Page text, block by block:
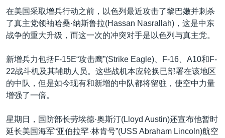
GEN Z 看美国
在美国采取增兵行动之前，以色列最近攻击了黎巴嫩并刺杀
了真主党领袖哈桑·纳斯鲁拉(Hassan Nasrallah)，这是中东
战争的重大升级，而这一次的冲突对手是以色列与真主党。
新增兵力包括F-15E“攻击鹰”(Strike Eagle)、F-16、A10和F-
22战斗机及其辅助人员。这些战机本应轮换已部署在该地区
的中队，但是如今现有和新增的中队都将留驻，使空中力量
增强了一倍。
星期日，国防部长劳埃德·奥斯汀(Lloyd Austin)还宣布他暂时
延长美国海军“亚伯拉罕·林肯号”(USS Abraham Lincoln)航空